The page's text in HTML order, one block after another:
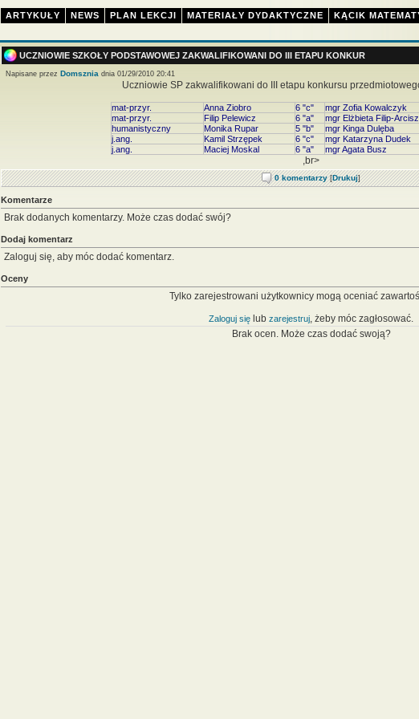
ARTYKUŁY NEWS PLAN LEKCJI MATERIAŁY DYDAKTYCZNE KĄCIK
UCZNIOWIE SZKOŁY PODSTAWOWEJ ZAKWALIFIKOWANI DO III ETAPU KONKUR
Napisane przez Domszniadnia 01/29/2010 20:41
Uczniowie SP zakwalifikowani do III etapu konkursu
mat-przyr. Anna Ziobro 6 "c"
mgr Zofia Kowalczyk
mat-przyr.
Filip Pelewicz 6 "a"
mgr Elżbieta Filip-
humanistyczny
Monika Rupar 5 "b"
mgr Kinga Dulęba
j.ang.
Kamil Strzępek 6 "c"
mgr Katarzyna Dudek
j.ang.
Maciej Moskal 6 "a" mgr Agata Busz
,br>
0 komentarzy[Drukuj]
Komentarze
Brak dodanych komentarzy. Może czas dodać swój?
Dodaj komentarz
Zaloguj się, aby móc dodać komentarz.
Oceny
Tylko zarejestrowani użytkownicy mogą oceniać
Zaloguj się lub zarejestruj, żeby móc zagłosować.
Brak ocen. Może czas dodać swoją?